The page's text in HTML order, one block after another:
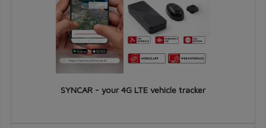
SYNCAR - your 4G LTE vehicle tracker